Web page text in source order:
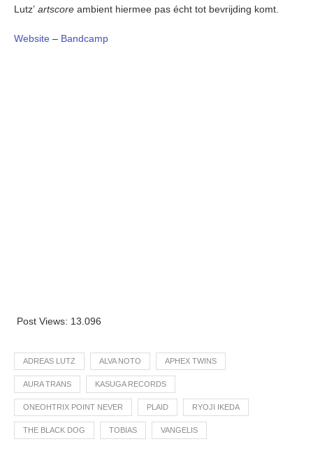
Lutz’ artscore ambient hiermee pas écht tot bevrijding komt.
Website – Bandcamp
Post Views: 13.096
ADREAS LUTZ ALVA NOTO APHEX TWINS
AURA TRANS KASUGA RECORDS
ONEOHTRIX POINT NEVER PLAID RYOJI IKEDA
THE BLACK DOG TOBIAS VANGELIS